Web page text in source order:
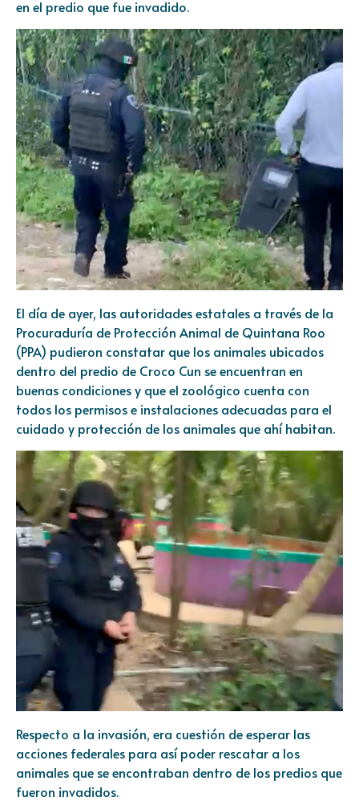
en el predio que fue invadido.
El día de ayer, las autoridades estatales a través de la
Procuraduría de Protección Animal de Quintana Roo
(PPA) pudieron constatar que los animales ubicados
dentro del predio de Croco Cun se encuentran en
buenas condiciones y que el zoológico cuenta con
todos los permisos e instalaciones adecuadas para el
cuidado y protección de los animales que ahí habitan.
Respecto a la invasión, era cuestión de esperar las
acciones federales para así poder rescatar a los
animales que se encontraban dentro de los predios que
fueron invadidos.